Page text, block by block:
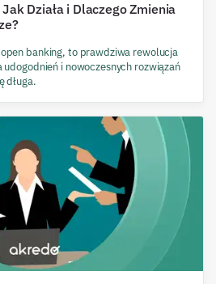
Działa i Dlaczego Zmienia
banking, to prawdziwa rewolucja
i nowoczesnych rozwiązań
długa.